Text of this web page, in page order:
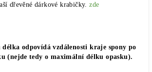
dřevěné dárkové krabičky.zde
délka odpovídá vzdálenosti kraje spony po
(nejde tedy o maximální délku opasku).